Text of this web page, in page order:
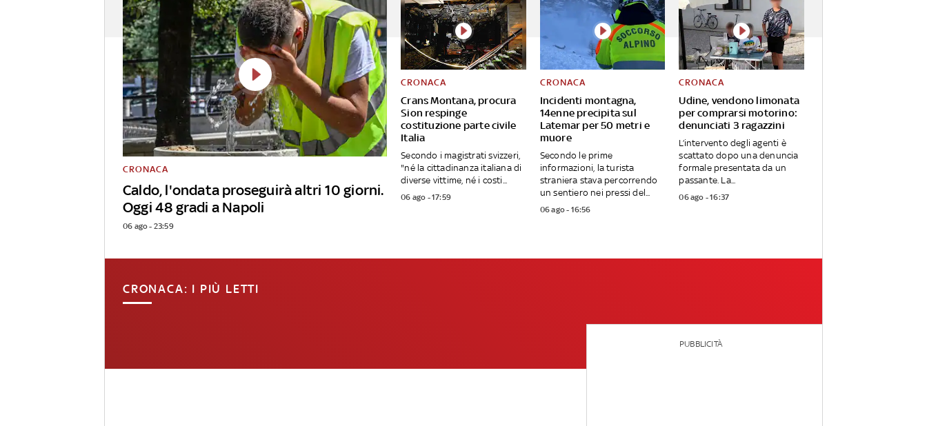
Caldo, l'ondata proseguirà altri 10 giorni.
Oggi 48 gradi a Napoli
CRONACA
06 ago - 23:59
Crans Montana, procura
Sion respinge
costituzione parte civile
Italia
CRONACA
Secondo i magistrati svizzeri,
"né la cittadinanza italiana di
diverse vittime, né i costi...
06 ago - 17:59
Incidenti montagna,
14enne precipita sul
Latemar per 50 metri e
muore
CRONACA
Secondo le prime
informazioni, la turista
straniera stava percorrendo
un sentiero nei pressi del...
06 ago - 16:56
Udine, vendono limonata
per comprarsi motorino:
denunciati 3 ragazzini
CRONACA
L’intervento degli agenti è
scattato dopo una denuncia
formale presentata da un
passante. La...
06 ago - 16:37
CRONACA: I PIÙ LETTI
PUBBLICITÀ